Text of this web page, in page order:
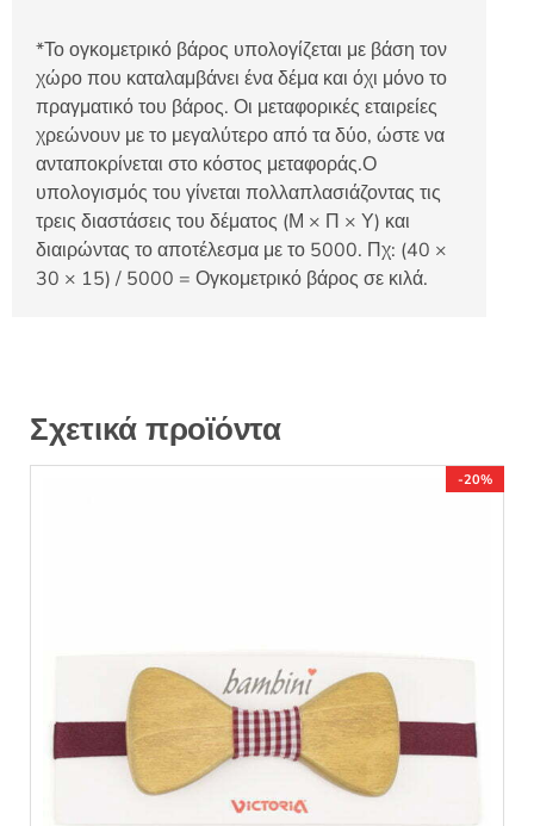
*Το ογκομετρικό βάρος υπολογίζεται με βάση τον
χώρο που καταλαμβάνει ένα δέμα και όχι μόνο το
πραγματικό του βάρος. Οι μεταφορικές εταιρείες
χρεώνουν με το μεγαλύτερο από τα δύο, ώστε να
ανταποκρίνεται στο κόστος μεταφοράς.Ο
υπολογισμός του γίνεται πολλαπλασιάζοντας τις
τρεις διαστάσεις του δέματος (Μ × Π × Υ) και
διαιρώντας το αποτέλεσμα με το 5000. Πχ: (40 ×
30 × 15) / 5000 = Ογκομετρικό βάρος σε κιλά.
Σχετικά προϊόντα
-20%